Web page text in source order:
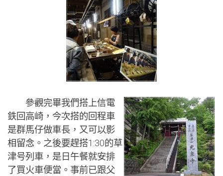
參觀完畢我們搭上信電
鉄回高崎，今次搭的回程車
是群馬仔做車長，又可以影
相留念。之後要趕搭1:30的草
津号列車，是日午餐就安排
了買火車便當。事前已跟父